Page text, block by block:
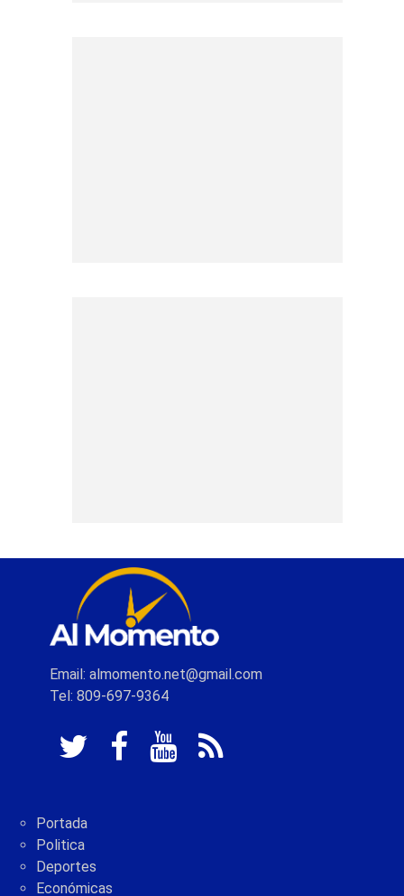
Email: almomento.net@gmail.com
Tel: 809-697-9364
Portada
Politica
Deportes
Económicas